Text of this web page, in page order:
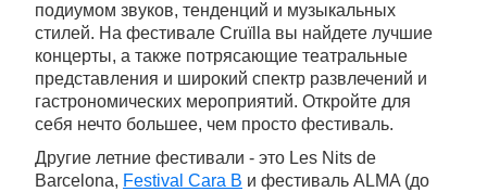
подиумом звуков, тенденций и музыкальных
стилей. На фестивале Cruïlla вы найдете лучшие
концерты, а также потрясающие театральные
представления и широкий спектр развлечений и
гастрономических мероприятий. Откройте для
себя нечто большее, чем просто фестиваль.
Другие летние фестивали - это Les Nits de
Barcelona, Festival Cara B и фестиваль ALMA (до